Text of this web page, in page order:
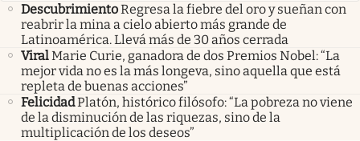
DescubrimientoRegresa la fiebre del oro y sueñan con
reabrir la mina a cielo abierto más grande de
Latinoamérica. Llevá más de 30 años cerrada
ViralMarie Curie, ganadora de dos Premios Nobel: “La
mejor vida no es la más longeva, sino aquella que está
repleta de buenas acciones”
FelicidadPlatón, histórico filósofo: “La pobreza no viene
de la disminución de las riquezas, sino de la
multiplicación de los deseos”